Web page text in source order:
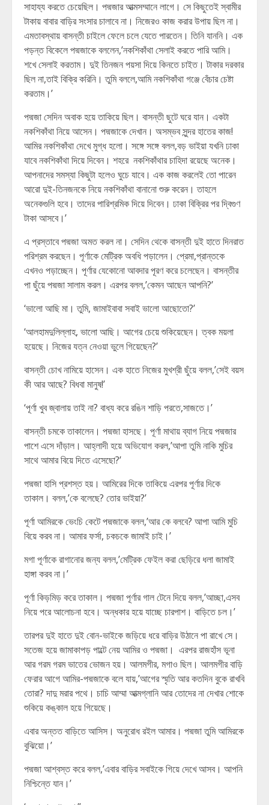
সাহায্য করতে চেয়েছিল। পদ্মজার আত্মসম্মানে লাগে। সে কিছুতেই স্বামীর
টাকায় বাবার বাড়ির সংসার চালাবে না। নিজেরও কাজ করার উপায় ছিল না।
এমতাবস্থায় বাসন্তী চাইলে ফেলে চলে যেতে পারতেন। তিনি যাননি। এক
পড়ন্ত বিকেলে পদ্মজাকে বললেন,’নকশিকাঁথা সেলাই করতে পারি আমি।
শখে সেলাই করতাম। দুই তিনজন পয়সা দিয়ে কিনতে চাইত। টাকার দরকার
ছিল না,তাই বিক্রি করিনি। তুমি বললে,আমি নকশিকাঁথা গঞ্জে বেঁচার চেষ্টা
করতাম।’
পদ্মজা সেদিন অবাক হয়ে তাকিয়ে ছিল। বাসন্তী ছুটে ঘরে যান। একটা
নকশিকাঁথা নিয়ে আসেন। পদ্মজাকে দেখান। অসম্ভব সুন্দর হাতের কাজ!
আমির নকশিকাঁথা দেখে মুগ্ধ হলো। সঙ্গে সঙ্গে বলল,বড় ভাইয়া যখনি ঢাকা
যাবে নকশিকাঁথা দিয়ে দিবেন। শহরে নকশিকাঁথার চাহিদা রয়েছে অনেক।
আপনাদের সমস্যা কিছুটা হলেও ঘুচে যাবে। এক কাজ করলেই তো পারেন
আরো দুই-তিনজনকে নিয়ে নকশিকাঁথা বানানো শুরু করেন। তাহলে
অনেকগুলি হবে। তাদের পারিশ্রমিক দিয়ে দিবেন। ঢাকা বিক্রির পর দ্বিগুণ
টাকা আসবে।’
এ প্রস্তাবে পদ্মজা অমত করল না। সেদিন থেকে বাসন্তী দুই হাতে দিনরাত
পরিশ্রম করছেন। পূর্ণাকে মেট্রিক অবধি পড়ালেন। প্রেমা,প্রান্তকে
এখনও পড়াচ্ছেন। পূর্ণার যেকোনো আবদার পূরণ করে চলেছেন। বাসন্তীর
পা ছুঁয়ে পদ্মজা সালাম করল। এরপর বলল,’কেমন আছেন আপনি?’
‘ভালো আছি মা। তুমি, জামাইবাবা সবাই ভালো আছোতো?’
‘আলহামদুলিল্লাহ, ভালো আছি। আগের চেয়ে শুকিয়েছেন। ত্বক ময়লা
হয়েছে। নিজের যত্ন নেওয়া ভুলে গিয়েছেন?’
বাসন্তী চোখ নামিয়ে হাসেন। এক হাতে নিজের মুখশ্রী ছুঁয়ে বলল,’সেই বয়স
কী আর আছে? বিধবা মানুষ!’
‘পূর্ণা খুব জ্বালায় তাই না? বাধ্য করে রঙিন শাড়ি পরতে,সাজতে।’
বাসন্তী চমকে তাকালেন। পদ্মজা হাসছে। পূর্ণা মাথায় ব্যাগ নিয়ে পদ্মজার
পাশে এসে দাঁড়াল। আহ্লাদী হয়ে অভিযোগ করল,’আপা তুমি নাকি মুচির
সাথে আমার বিয়ে দিতে এসেছো?’
পদ্মজা হাসি প্রশস্ত হয়। আমিরের দিকে তাকিয়ে এরপর পূর্ণার দিকে
তাকাল। বলল,’কে বলেছে? তোর ভাইয়া?’
পূর্ণা আমিরকে ভেংচি কেটে পদ্মজাকে বলল,’আর কে বলবে? আপা আমি মুচি
বিয়ে করব না। আমার ফর্সা, চকচকে জামাই চাই।’
মগা পূর্ণাকে রাগানোর জন্য বলল,’মেট্রিক ফেইল করা ছেড়িরে ধলা জামাই
হাঙ্গা করব না।’
পূর্ণা কিড়মিড় করে তাকাল। পদ্মজা পূর্ণার গাল টেনে দিয়ে বলল,’আচ্ছা,এসব
নিয়ে পরে আলোচনা হবে। অন্ধকার হয়ে যাচ্ছে চারপাশ। বাড়িতে চল।’
তারপর দুই হাতে দুই বোন-ভাইকে জড়িয়ে ধরে বাড়ির উঠানে পা রাখে সে।
সতেজ হয়ে জামাকাপড় পাল্টে নেয় আমির ও পদ্মজা। এরপর রাজহাঁস ভূনা
আর গরম গরম ভাতের ভোজন হয়। আলমগীর, মগাও ছিল। আলমগীর বাড়ি
ফেরার আগে আমির-পদ্মজাকে বলে যায়,’আগের স্মৃতি আর কতদিন বুকে রাখবি
তোরা? দাদু মরার পথে। চাচি আম্মা আত্মগ্লানি আর তোদের না দেখার শোকে
শুকিয়ে কঙ্কাল হয়ে গিয়েছে।
এবার অন্তত বাড়িতে আসিস। অনুরোধ রইল আমার। পদ্মজা তুমি আমিরকে
বুঝিয়ো।’
পদ্মজা আশ্বস্ত করে বলল,’এবার বাড়ির সবাইকে গিয়ে দেখে আসব। আপনি
নিশ্চিন্তে যান।’